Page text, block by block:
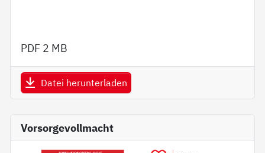
PDF 2 MB
Datei herunterladen
Vorsorgevollmacht